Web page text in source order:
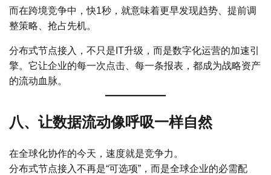
而在跨境竞争中，快1秒，就意味着更早发现趋势、提前调
整策略、抢占先机。
分布式节点接入，不只是IT升级，而是数字化运营的加速引
擎。它让企业的每一次点击、每一条报表，都成为战略资产
的流动血脉。
八、让数据流动像呼吸一样自然
在全球化协作的今天，速度就是竞争力。
分布式节点接入不再是“可选项”，而是全球企业的必需配